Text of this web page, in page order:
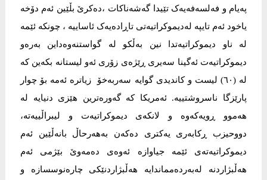
پەیام و فەلسەفەیەک تێیدا گەشەناکات ،دەکرێ بڵێین ئەم دۆخە
یاخود ئەم تایپە لەدیموکراتیەتی تاڕادەیەک ئاساییە ، چونکە ئێمە
لە ناو دیموکراتیەتدا نین بەڵکو لە گواستنەوەداین بەرەو
دیموکراتیەت ئەگینا سەیری ڕێژەی زۆری ئەو لیستانە بکەین کە
لە (٦٠) لیست و کاندیدی گوایە سەربەخۆ زیاترە ئەمە بۆ چوار
پارێزگا ناسروشتییە. ئەمریکا کە گەورەترین هێزی دنیایە لە
هەموو ڕویەکەوە و لانکەی دیموکراتیەت و لیبراڵییەتە،
دووحیزب ڕکابەری یەکتری دەکەن بەهەرحاڵ بانەڵێین ئەم
دیموکراتیەتەی ئێمە جیاوازە ئەوەی دەمەوێ بێژمی ئەم
هەڵبژاردنە لەبەردەمماندایە هەڵبژاردنێکی چارەنوسسازە و